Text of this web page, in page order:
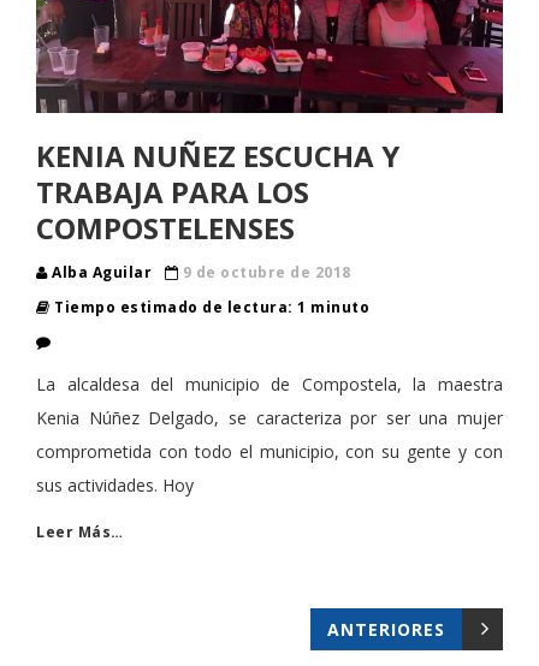
KENIA NUÑEZ ESCUCHA Y
TRABAJA PARA LOS
COMPOSTELENSES
Alba Aguilar
9 de octubre de 2018
Tiempo estimado de lectura: 1 minuto
La alcaldesa del municipio de Compostela, la maestra
Kenia Núñez Delgado, se caracteriza por ser una mujer
comprometida con todo el municipio, con su gente y con
sus actividades. Hoy
Leer Más…
ANTERIORES